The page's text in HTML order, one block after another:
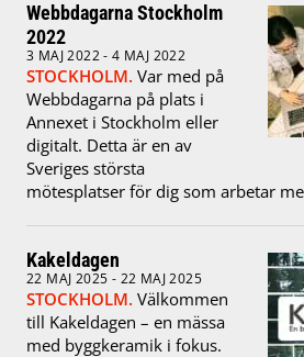
Webbdagarna Stockholm
2022
3 MAJ 2022 - 4 MAJ 2022
STOCKHOLM. Var med på
Webbdagarna på plats i
Annexet i Stockholm eller
digitalt. Detta är en av
Sveriges största
mötesplatser för dig som arbetar
Kakeldagen
22 MAJ 2025 - 22 MAJ 2025
STOCKHOLM. Välkommen
till Kakeldagen – en mässa
med byggkeramik i fokus.